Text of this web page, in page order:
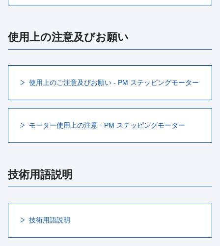
使用上の注意及びお願い
使用上のご注意及びお願い - PM ステッピングモーター
モーター使用上の注意 - PM ステッピングモーター
技術用語説明
技術用語説明